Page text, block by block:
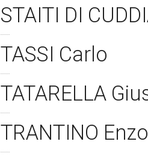
STAITI DI
TASSI Carlo
TATARELLA
TRANTINO